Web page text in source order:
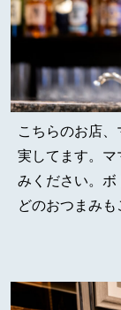
こちらのお店
実してます。マ
みください。ボ
どのおつまみも